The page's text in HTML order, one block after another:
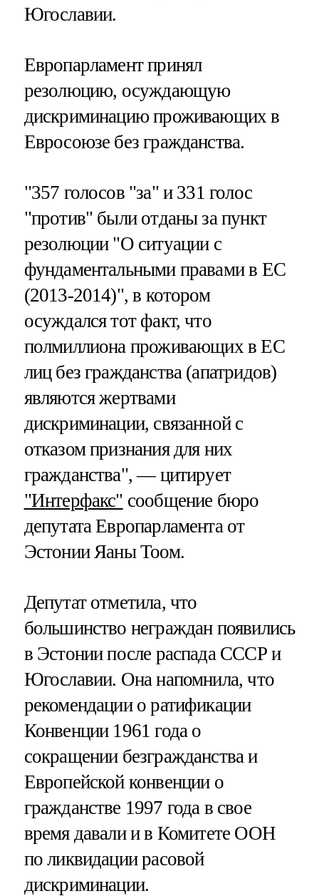
Югославии.
Европарламент принял
резолюцию, осуждающую
дискриминацию проживающих в
Евросоюзе без гражданства.
"357 голосов "за" и 331 голос
"против" были отданы за пункт
резолюции "О ситуации с
фундаментальными правами в ЕС
(2013-2014)", в котором
осуждался тот факт, что
полмиллиона проживающих в ЕС
лиц без гражданства (апатридов)
являются жертвами
дискриминации, связанной с
отказом признания для них
гражданства", — цитирует
"Интерфакс" сообщение бюро
депутата Европарламента от
Эстонии Яаны Тоом.
Депутат отметила, что
большинство неграждан появились
в Эстонии после распада СССР и
Югославии. Она напомнила, что
рекомендации о ратификации
Конвенции 1961 года о
сокращении безгражданства и
Европейской конвенции о
гражданстве 1997 года в свое
время давали и в Комитете ООН
по ликвидации расовой
дискриминации.